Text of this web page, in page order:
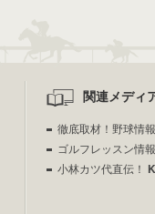
関連メディ
徹底取材！野球情
ゴルフレッスン情
小林カツ代直伝！